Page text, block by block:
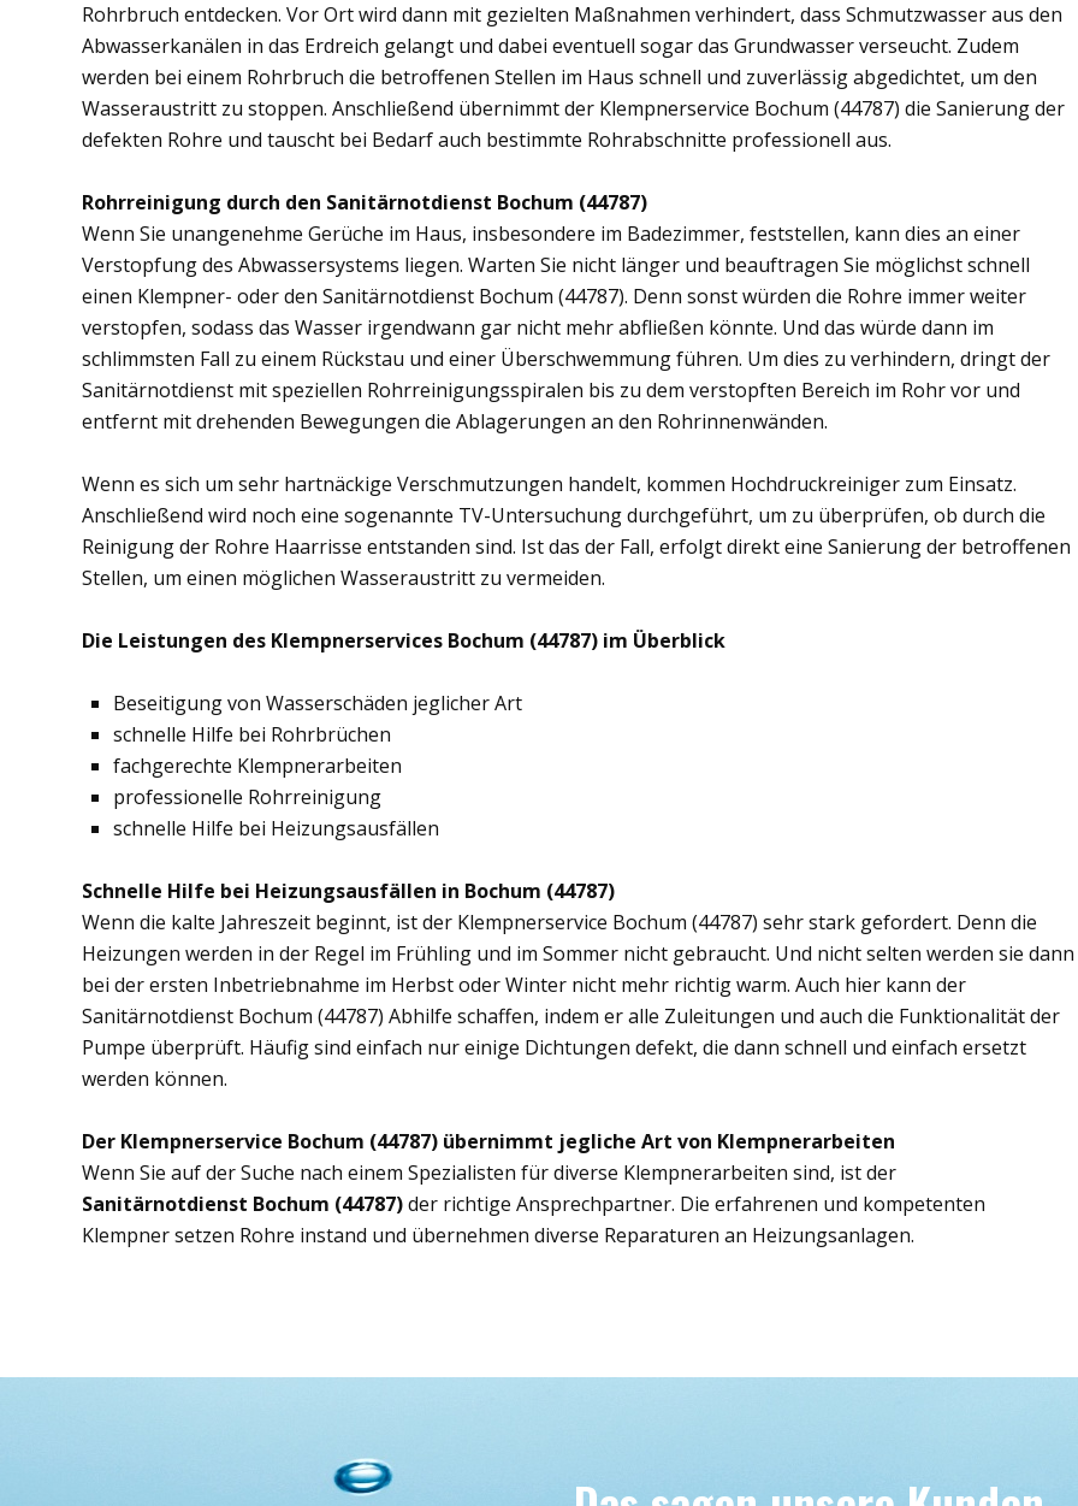
Rohrbruch entdecken. Vor Ort wird dann mit gezielten Maßnahmen verhindert, dass Schmutzwasser aus den
Abwasserkanälen in das Erdreich gelangt und dabei eventuell sogar das Grundwasser verseucht. Zudem
werden bei einem Rohrbruch die betroffenen Stellen im Haus schnell und zuverlässig abgedichtet, um den
Wasseraustritt zu stoppen. Anschließend übernimmt der Klempnerservice Bochum (44787) die Sanierung der
defekten Rohre und tauscht bei Bedarf auch bestimmte Rohrabschnitte professionell aus.
Rohrreinigung durch den Sanitärnotdienst Bochum (44787)
Wenn Sie unangenehme Gerüche im Haus, insbesondere im Badezimmer, feststellen, kann dies an einer
Verstopfung des Abwassersystems liegen. Warten Sie nicht länger und beauftragen Sie möglichst schnell
einen Klempner- oder den Sanitärnotdienst Bochum (44787). Denn sonst würden die Rohre immer weiter
verstopfen, sodass das Wasser irgendwann gar nicht mehr abfließen könnte. Und das würde dann im
schlimmsten Fall zu einem Rückstau und einer Überschwemmung führen. Um dies zu verhindern, dringt der
Sanitärnotdienst mit speziellen Rohrreinigungsspiralen bis zu dem verstopften Bereich im Rohr vor und
entfernt mit drehenden Bewegungen die Ablagerungen an den Rohrinnenwänden.
Wenn es sich um sehr hartnäckige Verschmutzungen handelt, kommen Hochdruckreiniger zum Einsatz.
Anschließend wird noch eine sogenannte TV-Untersuchung durchgeführt, um zu überprüfen, ob durch die
Reinigung der Rohre Haarrisse entstanden sind. Ist das der Fall, erfolgt direkt eine Sanierung der betroffenen
Stellen, um einen möglichen Wasseraustritt zu vermeiden.
Die Leistungen des Klempnerservices Bochum (44787) im Überblick
Beseitigung von Wasserschäden jeglicher Art
schnelle Hilfe bei Rohrbrüchen
fachgerechte Klempnerarbeiten
professionelle Rohrreinigung
schnelle Hilfe bei Heizungsausfällen
Schnelle Hilfe bei Heizungsausfällen in Bochum (44787)
Wenn die kalte Jahreszeit beginnt, ist der Klempnerservice Bochum (44787) sehr stark gefordert. Denn die
Heizungen werden in der Regel im Frühling und im Sommer nicht gebraucht. Und nicht selten werden sie dann
bei der ersten Inbetriebnahme im Herbst oder Winter nicht mehr richtig warm. Auch hier kann der
Sanitärnotdienst Bochum (44787) Abhilfe schaffen, indem er alle Zuleitungen und auch die Funktionalität der
Pumpe überprüft. Häufig sind einfach nur einige Dichtungen defekt, die dann schnell und einfach ersetzt
werden können.
Der Klempnerservice Bochum (44787) übernimmt jegliche Art von Klempnerarbeiten
Wenn Sie auf der Suche nach einem Spezialisten für diverse Klempnerarbeiten sind, ist der
Sanitärnotdienst Bochum (44787)der richtige Ansprechpartner. Die erfahrenen und kompetenten
Klempner setzen Rohre instand und übernehmen diverse Reparaturen an Heizungsanlagen.